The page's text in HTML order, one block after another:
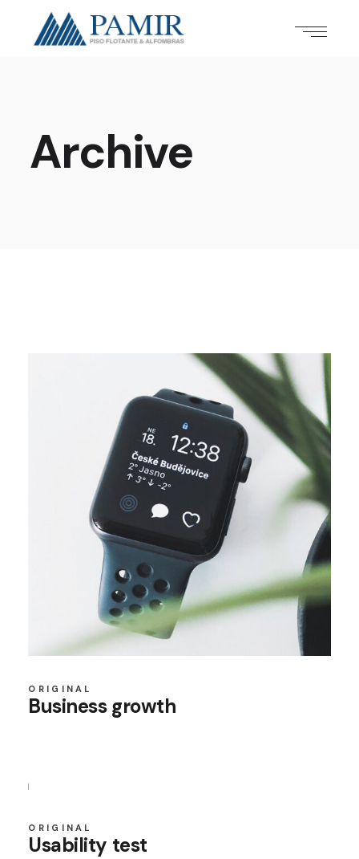
Archive
ORIGINAL
Business growth
ORIGINAL
Usability test